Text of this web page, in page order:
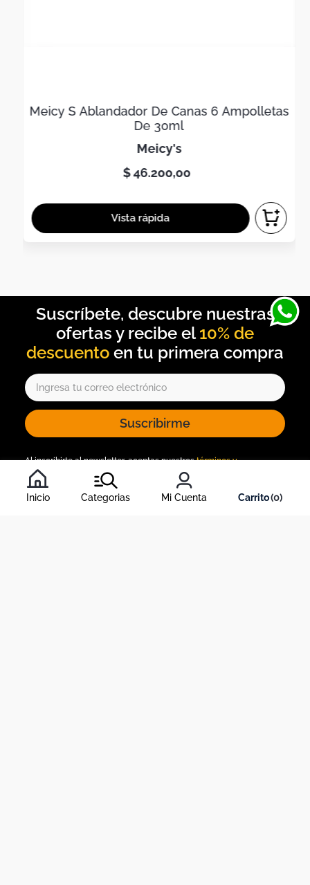
Inicio Categorias Mi Cuenta 0
Meicy S Ablandador De Canas 6 Ampolletas
De 30ml
meicy's
$46.200,00
10% de
descuento
Suscribirme
Al inscribirte al newsletter, aceptas nuestrostérminos y
condiciones
, y nuestra política de tratamiento de información